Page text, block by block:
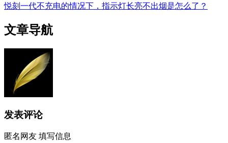
悦刻一代不充电的情况下，指示灯长亮不出烟是怎么了？
文章导航
发表评论
匿名网友 填写信息